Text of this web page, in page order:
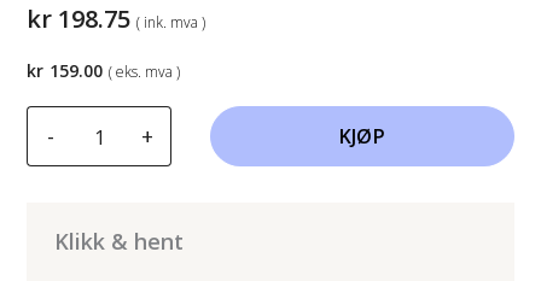
kr 198.75 ( ink. mva )
-
støydemper
+ KJØP
Klikk & hent
kr 159.00 ( eks. mva )